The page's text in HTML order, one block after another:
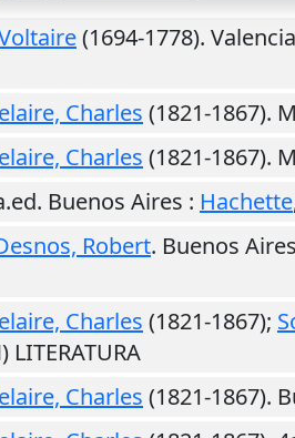
(1694-1778). Valencia
Charles (1821-1867).
Charles (1821-1867).
Buenos Aires : Hachette
Robert. Buenos Aires
Charles (1821-1867);
LITERATURA
Charles (1821-1867).